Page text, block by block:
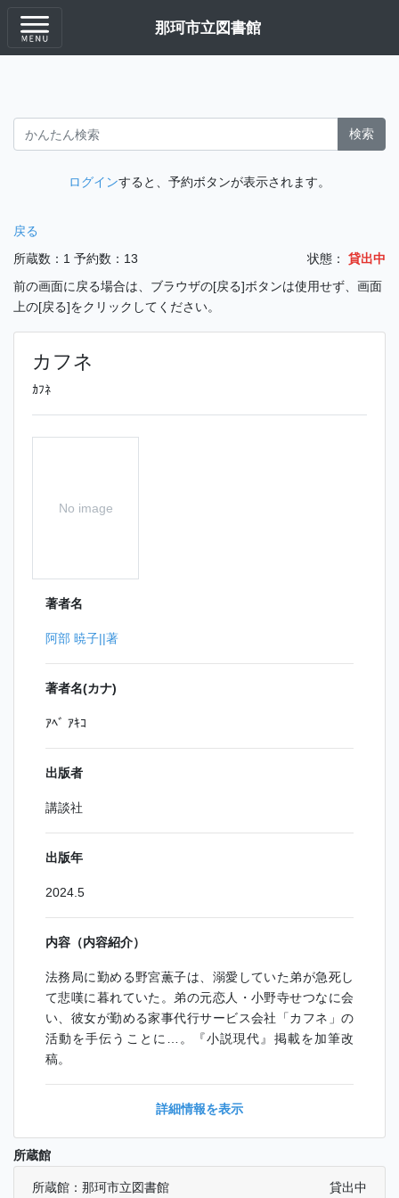
那珂市立図書館
検索
ログインすると、予約ボタンが表示されます。
戻る
所蔵数：1 予約数：13 状態：
貸出中
前の画面に戻る場合は、ブラウザの[戻る]ボタンは使用せず、画面
上の[戻る]をクリックしてください。
カフネ
ｶﾌﾈ
No image
著者名
阿部 暁子||著
著者名(カナ)
ｱﾍﾞ ｱｷｺ
出版者
講談社
出版年
2024.5
内容（内容紹介）
法務局に勤める野宮薫子は、溺愛していた弟が急死し
て悲嘆に暮れていた。弟の元恋人・小野寺せつなに会
い、彼女が勤める家事代行サービス会社「カフネ」の
活動を手伝うことに…。『小説現代』掲載を加筆改
稿。
詳細情報を表示
所蔵館
所蔵館：那珂市立図書館 貸出中